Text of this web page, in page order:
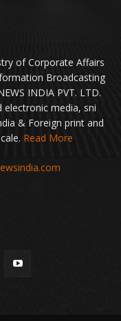
of Corporate Affairs
Broadcasting
INDIA PVT. LTD.
electronic media, sni
& Foreign print and
Read More